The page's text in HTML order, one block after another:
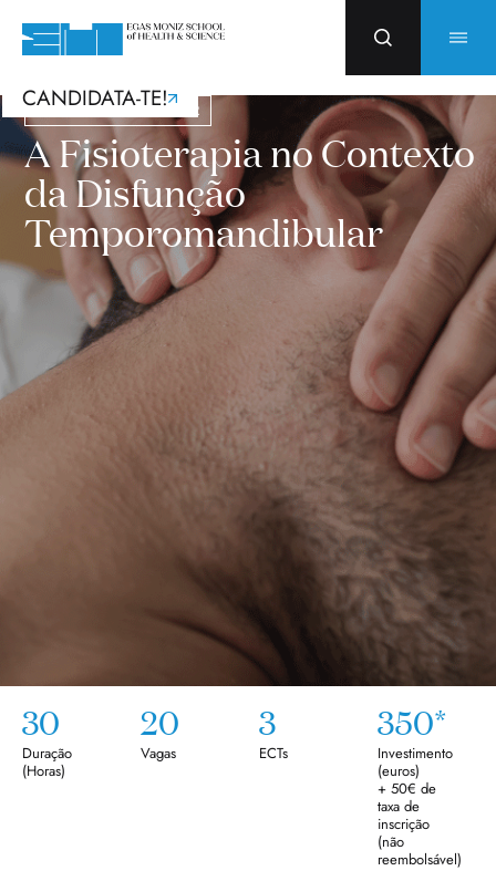
CANDIDATA-TE!
Cursos com Incentivos PRR
A Fisioterapia no Contexto
da Disfunção
Temporomandibular
30
Duração
(Horas)
20
Vagas
3
ECTs
350*
Investimento
(euros)
+ 50€ de
taxa de
inscrição
(não
reembolsável)